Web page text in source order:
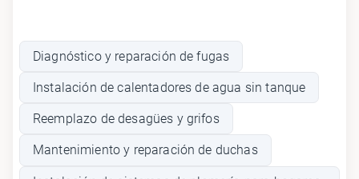
Diagnóstico y reparación de fugas
Instalación de calentadores de agua sin tanque
Reemplazo de desagües y grifos
Mantenimiento y reparación de duchas